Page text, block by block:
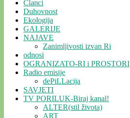
Članci
Duhovnost
Ekologija
GALERIJE
NAJAVE
Zanimljivosti izvan Ri
odnosi
OGRANIZATO-RI i PROSTORI
Radio emisije
dePiLLacija
SAVJETI
TV PORILUK-Biraj kanal!
ALTER(stil života)
ART